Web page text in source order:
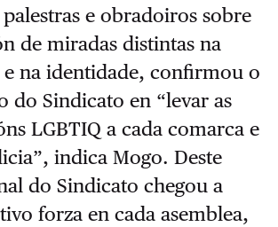
e obradoiros sobre
de miradas distintas na
e na identidade, confirmou o
do Sindicato en “levar as
LGBTIQ a cada comarca e
indica Mogo. Deste
do Sindicato chegou a
forza en cada asemblea,